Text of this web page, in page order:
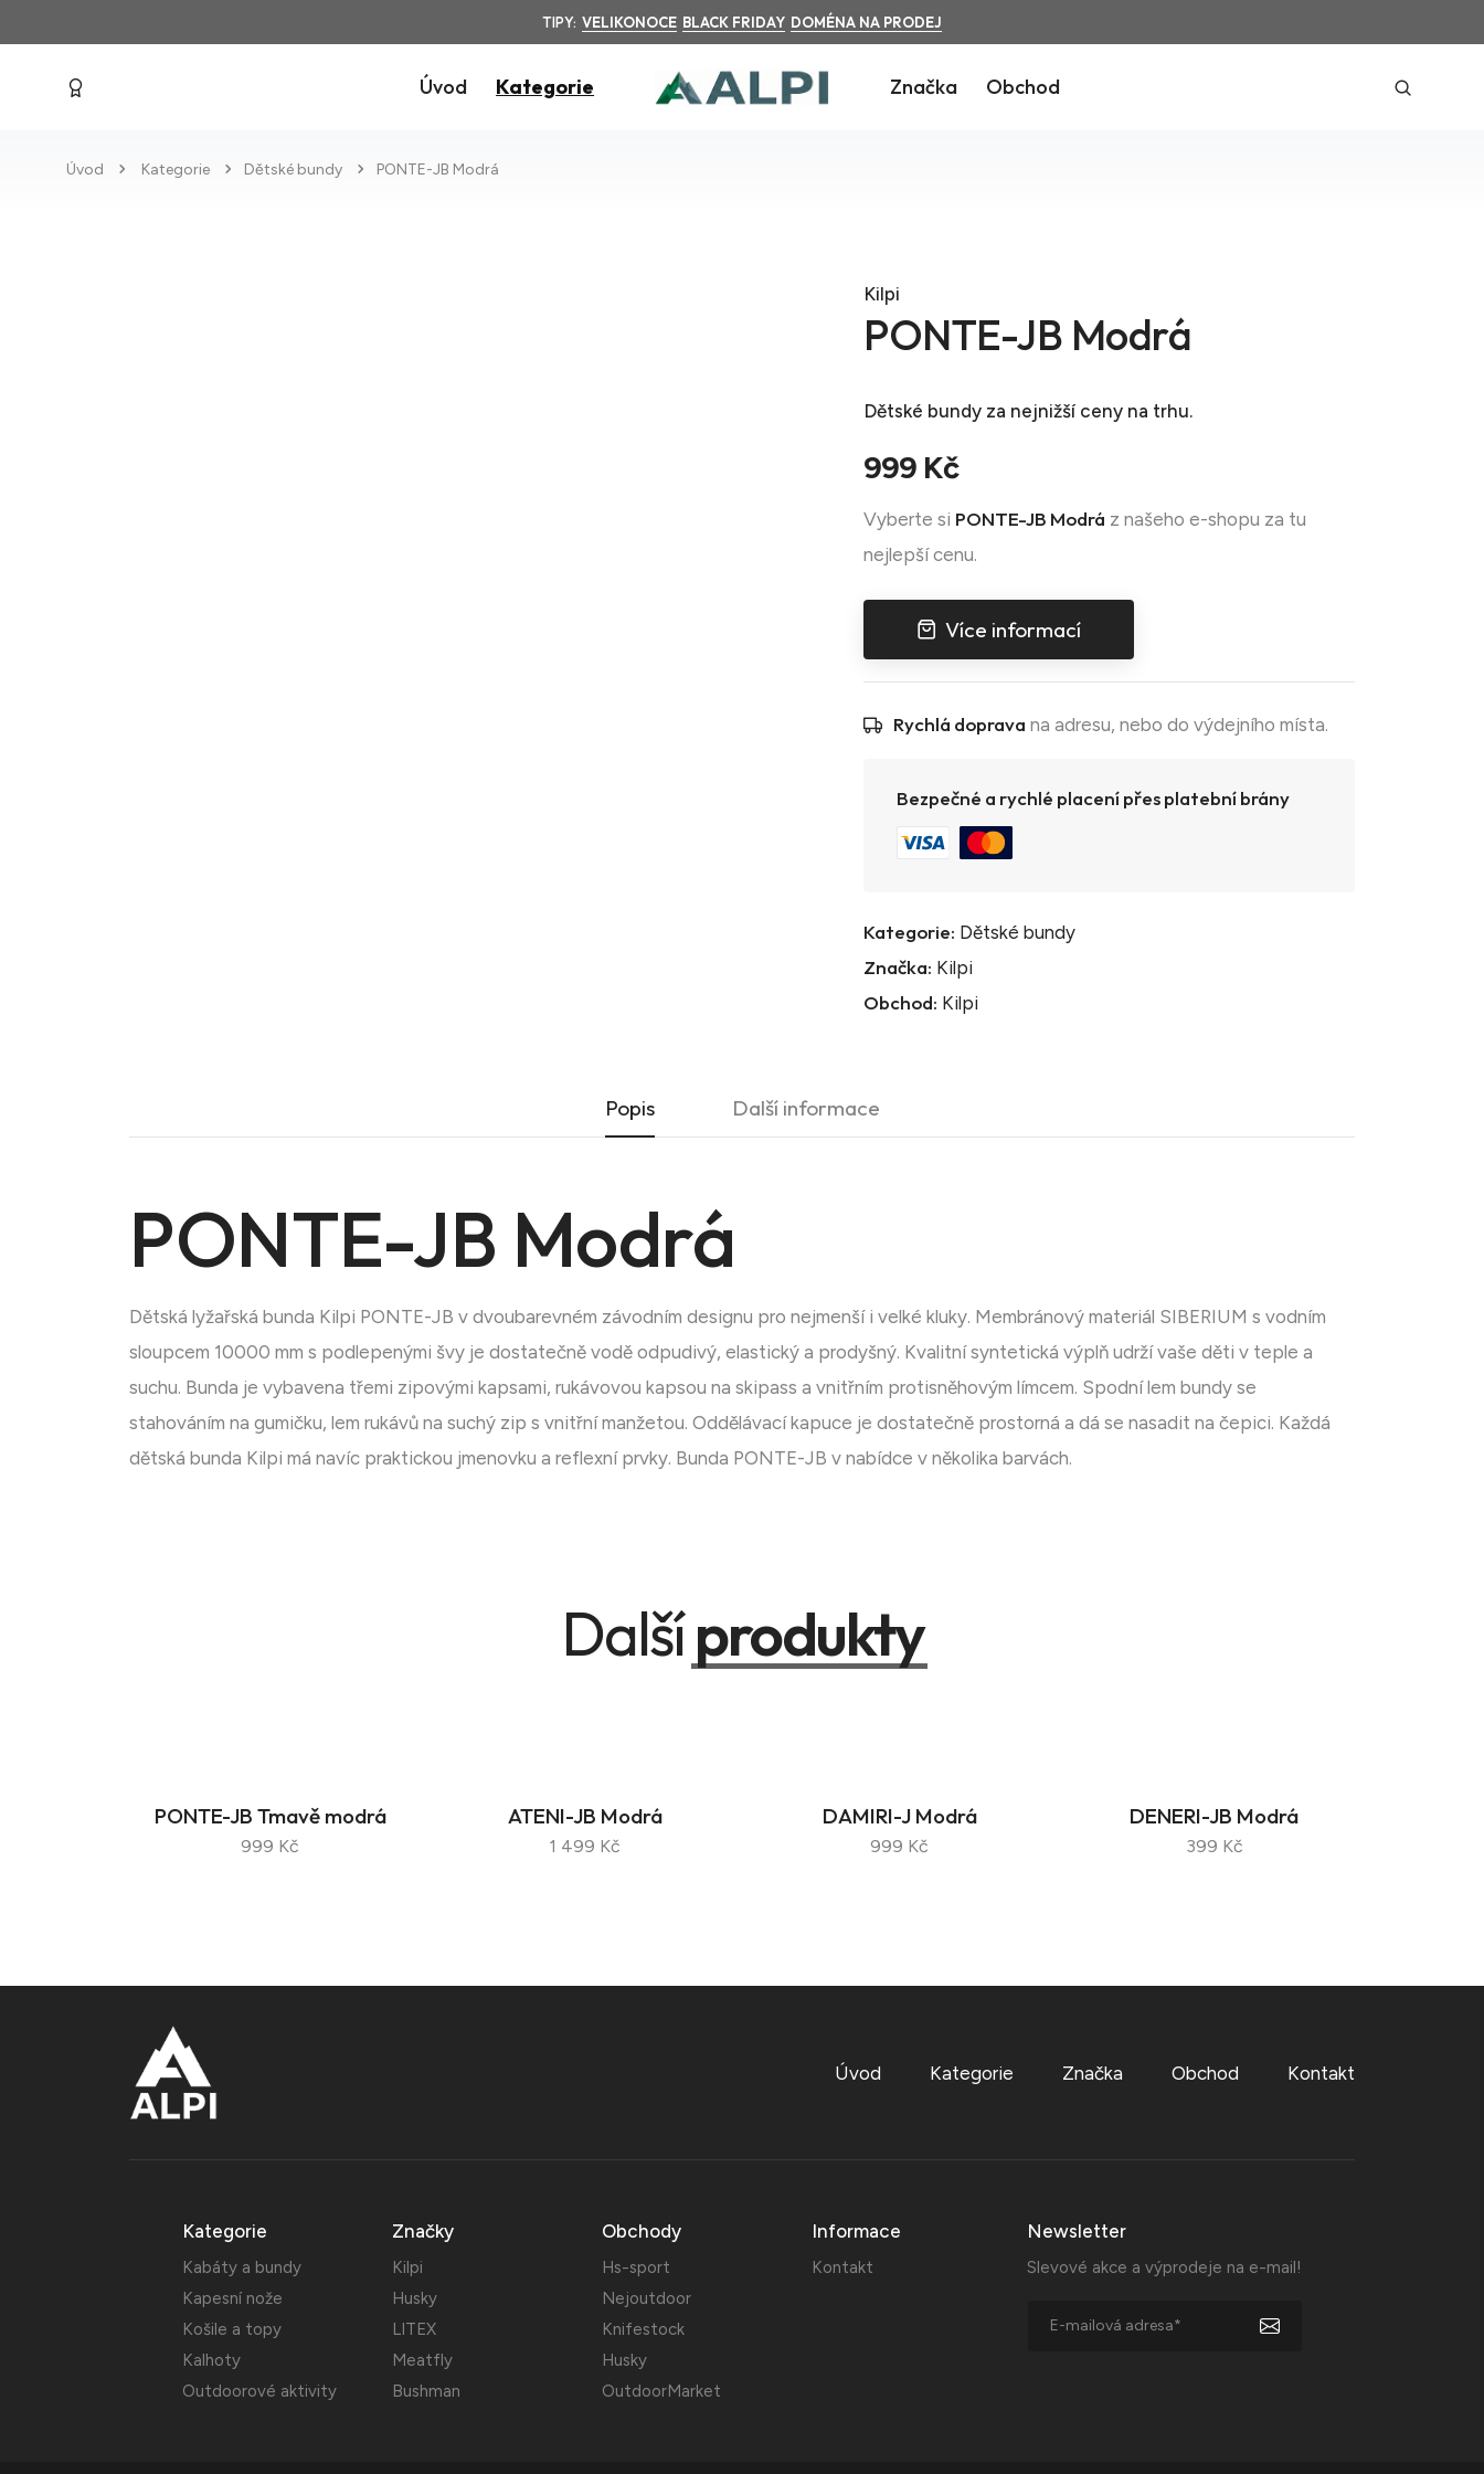
TIPY: VELIKONOCE BLACK FRIDAY DOMÉNA NA PRODEJ
Úvod Kategorie Značka Obchod
Úvod Kategorie Dětské bundy PONTE-JB Modrá
Kilpi
PONTE-JB Modrá
Dětské bundy za nejnižší ceny na trhu.
999 Kč
Vyberte si PONTE-JB Modrá z našeho e-shopu za tu
nejlepší cenu.
Více informací
Rychlá doprava na adresu, nebo do výdejního místa.
Bezpečné a rychlé placení přes platební brány
Kategorie: Dětské bundy
Značka: Kilpi
Obchod: Kilpi
Popis Další informace
PONTE-JB Modrá
Dětská lyžařská bunda Kilpi PONTE-JB v dvoubarevném závodním designu pro nejmenší i velké kluky. Membránový materiál SIBERIUM s vodním
sloupcem 10000 mm s podlepenými švy je dostatečně vodě odpudivý, elastický a prodyšný. Kvalitní syntetická výplň udrží vaše děti v teple a
suchu. Bunda je vybavena třemi zipovými kapsami, rukávovou kapsou na skipass a vnitřním protisněhovým límcem. Spodní lem bundy se
stahováním na gumičku, lem rukávů na suchý zip s vnitřní manžetou. Oddělávací kapuce je dostatečně prostorná a dá se nasadit na čepici. Každá
dětská bunda Kilpi má navíc praktickou jmenovku a reflexní prvky. Bunda PONTE-JB v nabídce v několika barvách.
Dalšíprodukty
PONTE-JB Tmavě modrá
999 Kč
ATENI-JB Modrá
1 499 Kč
DAMIRI-J Modrá
999 Kč
DENERI-JB Modrá
399 Kč
Úvod Kategorie Značka Obchod Kontakt
Kategorie
Kabáty a bundy
Kapesní nože
Košile a topy
Kalhoty
Outdoorové aktivity
Značky
Kilpi
Husky
LITEX
Meatfly
Bushman
Obchody
Hs-sport
Nejoutdoor
Knifestock
Husky
OutdoorMarket
Informace
Kontakt
Newsletter
Slevové akce a výprodeje na e-mail!